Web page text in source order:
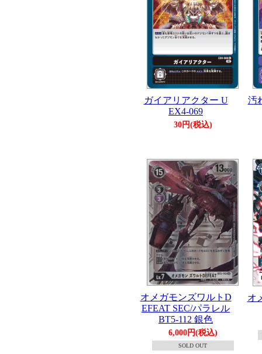
ガイアリアクター U
EX4-069
30円(税込)
汚
オメガモンズワルトD
EFEAT SEC/パラレル
BT5-112 銀色
6,000円(税込)
SOLD OUT
オ